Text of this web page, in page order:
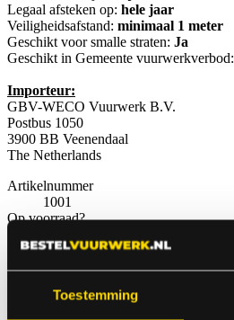
Toestemming
Legaal afsteken op: hele jaar
Veiligheidsafstand: minimaal 1 meter
Geschikt voor smalle straten: Ja
Geschikt in Gemeente vuurwerkverbod:
Importeur:
GBV-WECO Vuurwerk B.V.
Postbus 1050
3900 BB Veenendaal
The Netherlands
Artikelnummer
1001
Op voorraad?
Anderen bekeken ook